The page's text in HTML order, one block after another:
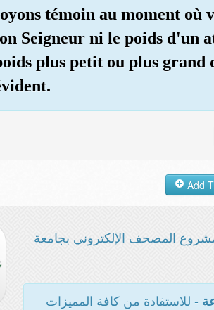
témoin au moment
Seigneur ni le poids d'un
plus petit ou plus
المصحف الإلكتروني بجامعة
- للاستفادة من كافة المميزات